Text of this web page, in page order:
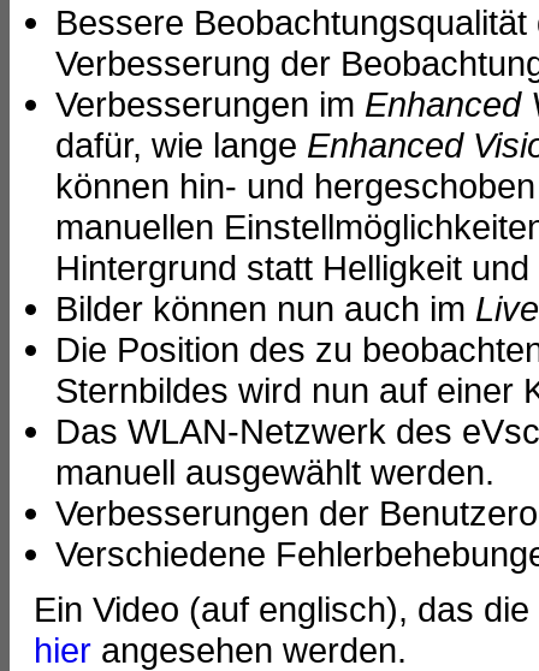
Bessere
Verbesserung der
Verbesserungen im Enhanced
dafür, wie lange Enhanced
können hin- und
manuellen
Hintergrund statt Helligkeit
Bilder können nun auch im
Die Position des zu
Sternbildes wird nun auf einer
Das WLAN-Netzwerk des
manuell ausgewählt werden.
Verbesserungen der
Verschiedene
Ein Video (auf englisch), das
hier angesehen werden.